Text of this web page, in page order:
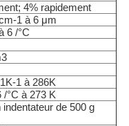
4% rapidement
1 à 6 μm
6 /°C
1 à 286K
/°C à 273 K
de 500 g